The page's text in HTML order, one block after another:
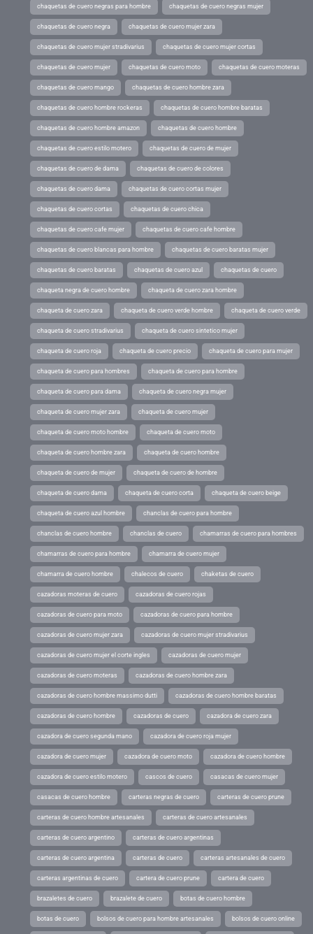
chaquetas de cuero negras para hombre chaquetas de cuero negras mujer
chaquetas de cuero negra chaquetas de cuero mujer zara
chaquetas de cuero mujer stradivarius chaquetas de cuero mujer cortas
chaquetas de cuero mujer chaquetas de cuero moto chaquetas de cuero moteras
chaquetas de cuero mango chaquetas de cuero hombre zara
chaquetas de cuero hombre rockeras chaquetas de cuero hombre baratas
chaquetas de cuero hombre amazon chaquetas de cuero hombre
chaquetas de cuero estilo motero chaquetas de cuero de mujer
chaquetas de cuero de dama chaquetas de cuero de colores
chaquetas de cuero dama chaquetas de cuero cortas mujer
chaquetas de cuero cortas chaquetas de cuero chica
chaquetas de cuero cafe mujer chaquetas de cuero cafe hombre
chaquetas de cuero blancas para hombre chaquetas de cuero baratas mujer
chaquetas de cuero baratas chaquetas de cuero azul chaquetas de cuero
chaqueta negra de cuero hombre chaqueta de cuero zara hombre
chaqueta de cuero zara chaqueta de cuero verde hombre chaqueta de cuero verde
chaqueta de cuero stradivarius chaqueta de cuero sintetico mujer
chaqueta de cuero roja chaqueta de cuero precio chaqueta de cuero para mujer
chaqueta de cuero para hombres chaqueta de cuero para hombre
chaqueta de cuero para dama chaqueta de cuero negra mujer
chaqueta de cuero mujer zara chaqueta de cuero mujer
chaqueta de cuero moto hombre chaqueta de cuero moto
chaqueta de cuero hombre zara chaqueta de cuero hombre
chaqueta de cuero de mujer chaqueta de cuero de hombre
chaqueta de cuero dama chaqueta de cuero corta chaqueta de cuero beige
chaqueta de cuero azul hombre chanclas de cuero para hombre
chanclas de cuero hombre chanclas de cuero chamarras de cuero para hombres
chamarras de cuero para hombre chamarra de cuero mujer
chamarra de cuero hombre chalecos de cuero chaketas de cuero
cazadoras moteras de cuero cazadoras de cuero rojas
cazadoras de cuero para moto cazadoras de cuero para hombre
cazadoras de cuero mujer zara cazadoras de cuero mujer stradivarius
cazadoras de cuero mujer el corte ingles cazadoras de cuero mujer
cazadoras de cuero moteras cazadoras de cuero hombre zara
cazadoras de cuero hombre massimo dutti cazadoras de cuero hombre baratas
cazadoras de cuero hombre cazadoras de cuero cazadora de cuero zara
cazadora de cuero segunda mano cazadora de cuero roja mujer
cazadora de cuero mujer cazadora de cuero moto cazadora de cuero hombre
cazadora de cuero estilo motero cascos de cuero casacas de cuero mujer
casacas de cuero hombre carteras negras de cuero carteras de cuero prune
carteras de cuero hombre artesanales carteras de cuero artesanales
carteras de cuero argentino carteras de cuero argentinas
carteras de cuero argentina carteras de cuero carteras artesanales de cuero
carteras argentinas de cuero cartera de cuero prune cartera de cuero
brazaletes de cuero brazalete de cuero botas de cuero hombre
botas de cuero bolsos de cuero para hombre artesanales bolsos de cuero online